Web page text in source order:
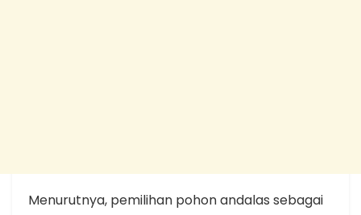
Menurutnya, pemilihan pohon andalas sebagai